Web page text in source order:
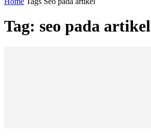
Tag: seo pada artikel